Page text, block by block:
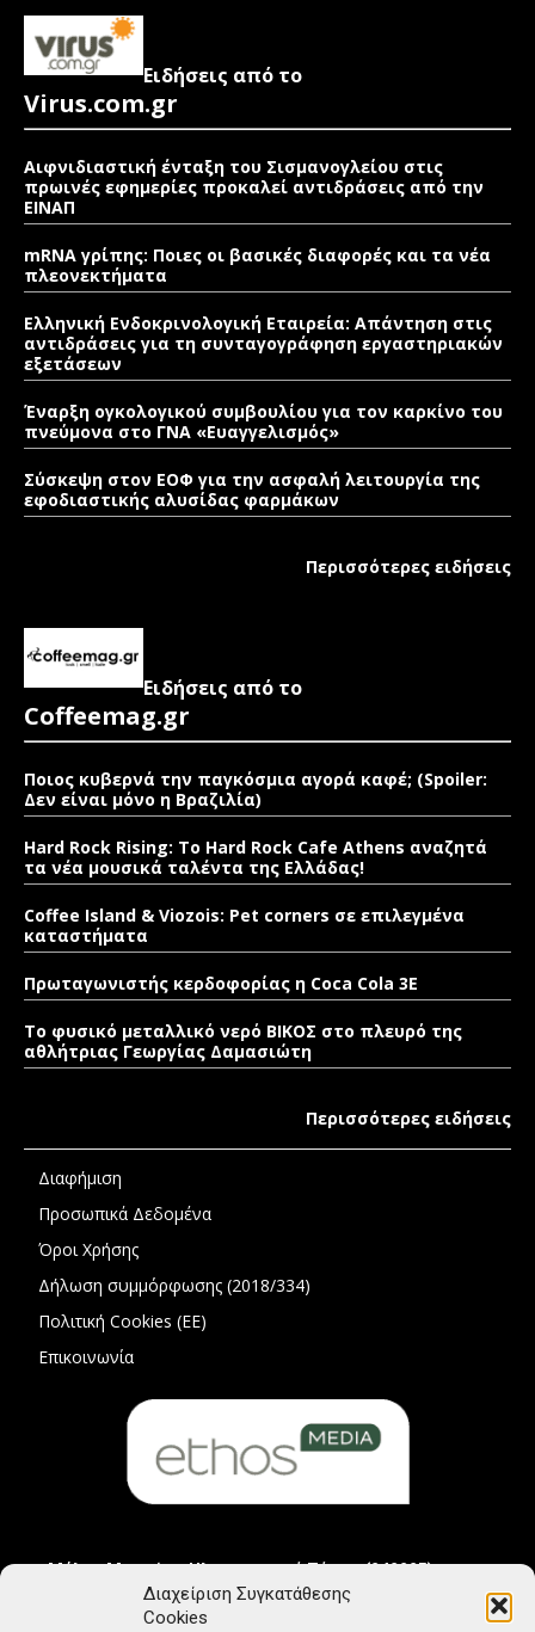
Διαχείριση Συγκατάθεσης
Cookies
Ειδήσεις από το
Virus.com.gr
Αιφνιδιαστική ένταξη του Σισμανογλείου στις
πρωινές εφημερίες προκαλεί αντιδράσεις από την
ΕΙΝΑΠ
mRNA γρίπης: Ποιες οι βασικές διαφορές και τα νέα
πλεονεκτήματα
Ελληνική Ενδοκρινολογική Εταιρεία: Απάντηση στις
αντιδράσεις για τη συνταγογράφηση εργαστηριακών
εξετάσεων
Έναρξη ογκολογικού συμβουλίου για τον καρκίνο του
πνεύμονα στο ΓΝΑ «Ευαγγελισμός»
Σύσκεψη στον ΕΟΦ για την ασφαλή λειτουργία της
εφοδιαστικής αλυσίδας φαρμάκων
Περισσότερες ειδήσεις
Ειδήσεις από το
Coffeemag.gr
Ποιος κυβερνά την παγκόσμια αγορά καφέ; (Spoiler:
Δεν είναι μόνο η Βραζιλία)
Hard Rock Rising: Το Hard Rock Cafe Athens αναζητά
τα νέα μουσικά ταλέντα της Ελλάδας!
Coffee Island & Viozois: Pet corners σε επιλεγμένα
καταστήματα
Πρωταγωνιστής κερδοφορίας η Coca Cola 3E
Το φυσικό μεταλλικό νερό ΒΙΚΟΣ στο πλευρό της
αθλήτριας Γεωργίας Δαμασιώτη
Περισσότερες ειδήσεις
Διαφήμιση
Προσωπικά Δεδομένα
Όροι Χρήσης
Δήλωση συμμόρφωσης (2018/334)
Πολιτική Cookies (ΕΕ)
Επικοινωνία
Μέλος Μητρώου Ηλεκτρονικού Τύπου (242225)